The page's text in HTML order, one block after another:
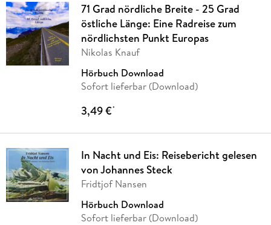
71 Grad nördliche Breite - 25 Grad
östliche Länge: Eine Radreise zum
nördlichsten Punkt Europas
Nikolas Knauf
Hörbuch Download
Sofort lieferbar (Download)
3,49 €*
In Nacht und Eis: Reisebericht gelesen
von Johannes Steck
Fridtjof Nansen
Hörbuch Download
Sofort lieferbar (Download)